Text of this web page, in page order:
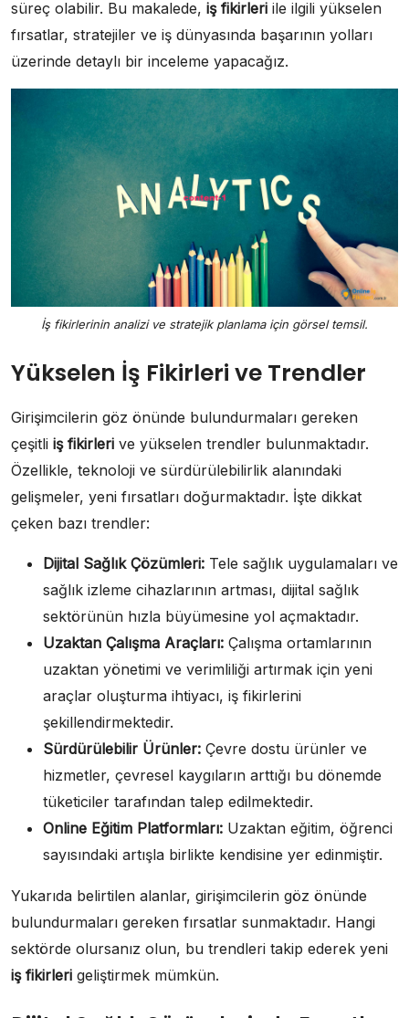
süreç olabilir. Bu makalede, iş fikirleri ile ilgili yükselen
fırsatlar, stratejiler ve iş dünyasında başarının yolları
üzerinde detaylı bir inceleme yapacağız.
İş fikirlerinin analizi ve stratejik planlama için görsel temsil.
Yükselen İş Fikirleri ve Trendler
Girişimcilerin göz önünde bulundurmaları gereken
çeşitli iş fikirleri ve yükselen trendler bulunmaktadır.
Özellikle, teknoloji ve sürdürülebilirlik alanındaki
gelişmeler, yeni fırsatları doğurmaktadır. İşte dikkat
çeken bazı trendler:
Dijital Sağlık Çözümleri: Tele sağlık uygulamaları ve
sağlık izleme cihazlarının artması, dijital sağlık
sektörünün hızla büyümesine yol açmaktadır.
Uzaktan Çalışma Araçları: Çalışma ortamlarının
uzaktan yönetimi ve verimliliği artırmak için yeni
araçlar oluşturma ihtiyacı, iş fikirlerini
şekillendirmektedir.
Sürdürülebilir Ürünler: Çevre dostu ürünler ve
hizmetler, çevresel kaygıların arttığı bu dönemde
tüketiciler tarafından talep edilmektedir.
Online Eğitim Platformları: Uzaktan eğitim, öğrenci
sayısındaki artışla birlikte kendisine yer edinmiştir.
Yukarıda belirtilen alanlar, girişimcilerin göz önünde
bulundurmaları gereken fırsatlar sunmaktadır. Hangi
sektörde olursanız olun, bu trendleri takip ederek yeni
iş fikirleri geliştirmek mümkün.